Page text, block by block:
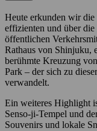
Heute erkunden wir die
effizienten und über die
öffentlichen
Rathaus von Shinjuku,
berühmte Kreuzung
Park – der sich zu
verwandelt.
Ein weiteres Highlight
Senso-ji-Tempel und
Souvenirs und lokale